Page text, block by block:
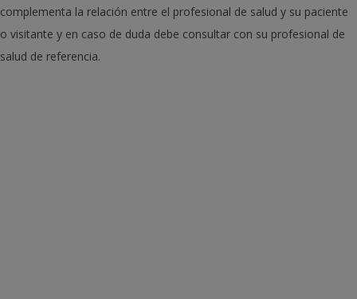
complementa la relación entre el profesional de salud y su paciente
o visitante y en caso de duda debe consultar con su profesional de
salud de referencia.